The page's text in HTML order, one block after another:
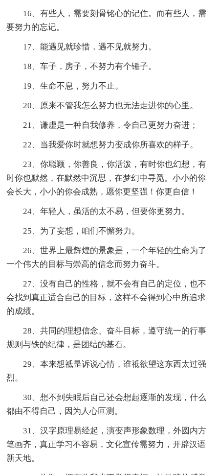
16、有些人，需要刻骨铭心的记住。而有些人，需
要努力的忘记。
17、能遇见就珍惜，遇不见就努力。
18、车子，房子，不努力有个锤子。
19、生命不息，努力不止。
20、原来不管我怎么努力也无法走进你的心里。
21、谦虚是一种自我修养，令自己更努力奋进；
22、当我爱你时就想努力变成你所喜欢的样子。
23、你聪颖，你善良，你活泼，有时你也幻想，有
时你也默然，在默然中沉思，在梦幻中寻觅。小小的你
会长大，小小的你会成熟，愿你更坚强！你更自信！
24、年轻人，虽活的太不易，但要你更努力。
25、为了妄想，咱们不懈努力。
26、世界上最辉煌的景象是，一个年轻的生命为了
一个伟大的目标与崇高的信念而努力奋斗。
27、没有自己的性格，就不会有自己的定位，也不
会找到真正适合自己的目标，这样不会得到心中所追求
的成绩。
28、共同的理想信念、奋斗目标，遵守统一的行事
规则与铁的纪律，是团结的基石。
29、本来想祗昰诉说心情，谁祗欲望这东西太过强
烈。
30、想不到失眠后自己还会想起逐渐的发现，什么
都由不得自己，因为人心叵测。
31、汉字原理易经起，演变声形象数理，外圆内方
笔画齐，真正学习不容易，文化宣传需努力，开辟汉语
新天地。